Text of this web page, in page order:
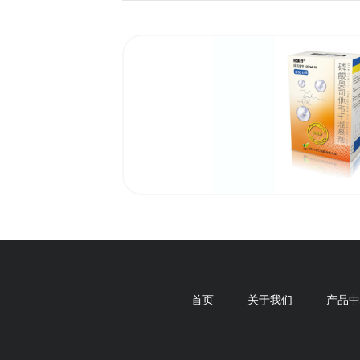
磷酸奥司他韦干
首页 关于我们 产品